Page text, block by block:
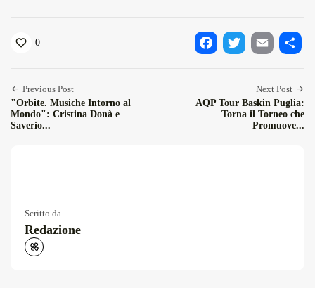
0
Previous Post
"Orbite. Musiche Intorno al
Mondo": Cristina Donà e
Saverio...
Next Post
AQP Tour Baskin Puglia:
Torna il Torneo che
Promuove...
Scritto da
Redazione